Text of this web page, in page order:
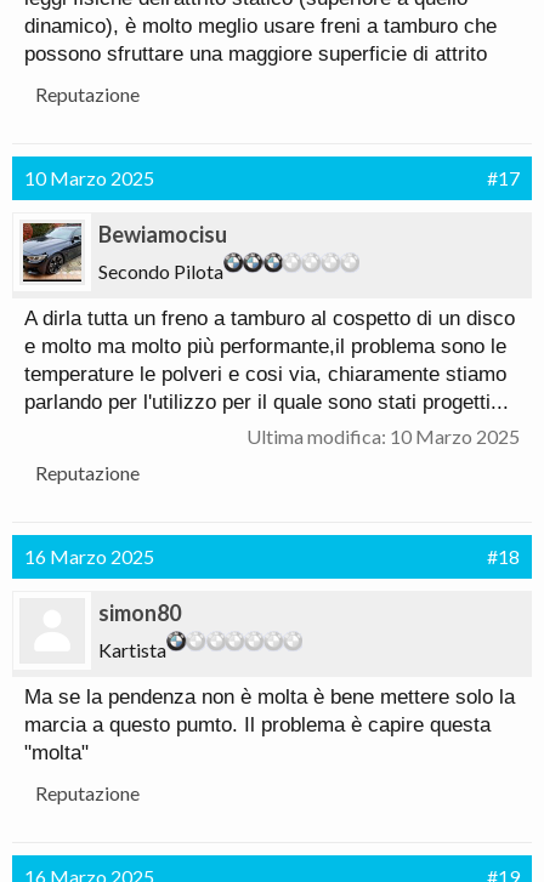
dinamico), è molto meglio usare freni a tamburo che
possono sfruttare una maggiore superficie di attrito
Reputazione
10 Marzo 2025 #17
Bewiamocisu
Secondo Pilota
A dirla tutta un freno a tamburo al cospetto di un disco
e molto ma molto più performante,il problema sono le
temperature le polveri e cosi via, chiaramente stiamo
parlando per l'utilizzo per il quale sono stati progetti...
Ultima modifica: 10 Marzo 2025
Reputazione
16 Marzo 2025 #18
simon80
Kartista
Ma se la pendenza non è molta è bene mettere solo la
marcia a questo pumto. Il problema è capire questa
"molta"
Reputazione
16 Marzo 2025 #19